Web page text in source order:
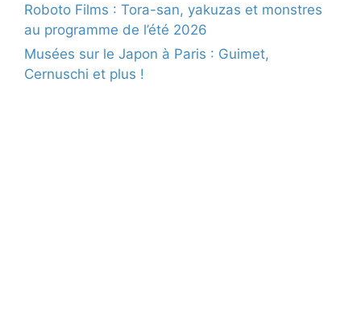
Roboto Films : Tora-san, yakuzas et monstres
au programme de l’été 2026
Musées sur le Japon à Paris : Guimet,
Cernuschi et plus !